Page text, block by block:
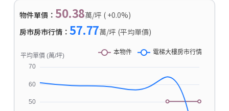
物件單價： 50.38萬/坪 ( +0.0%)
房市房市行情： 57.77萬/坪 (平均單價)